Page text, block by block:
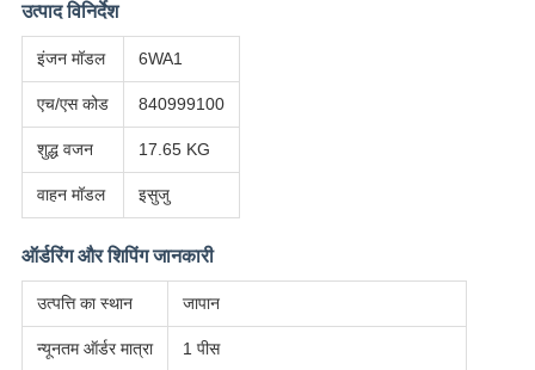
उत्पाद विनिर्देश
इंजन मॉडल 6WA1
एच/एस कोड 840999100
शुद्ध वजन 17.65 KG
वाहन मॉडल इसुजु
ऑर्डरिंग और शिपिंग जानकारी
उत्पत्ति का स्थान जापान
न्यूनतम ऑर्डर मात्रा 1 पीस